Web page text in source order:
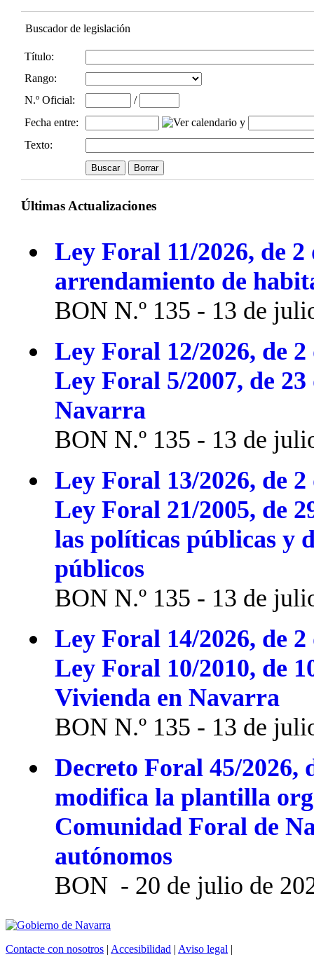
Buscador de legislación
Título:
Rango:
N.º Oficial:
/
Fecha entre:
y
Texto:
Últimas Actualizaciones
Ley Foral 11/2026, de
arrendamiento de
BON N.º 135 - 13 de
Ley Foral 12/2026, de
Ley Foral 5/2007, de
Navarra
BON N.º 135 - 13 de
Ley Foral 13/2026, de
Ley Foral 21/2005, de
las políticas públicas y
públicos
BON N.º 135 - 13 de
Ley Foral 14/2026, de
Ley Foral 10/2010, de
Vivienda en Navarra
BON N.º 135 - 13 de
Decreto Foral 45/2026,
modifica la plantilla
Comunidad Foral de
autónomos
BON - 20 de julio de
Contacte con nosotros | Accesibilidad | Aviso legal |